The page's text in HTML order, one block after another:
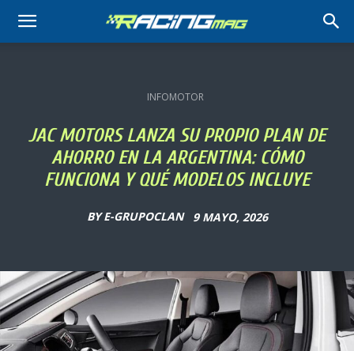
RACING
INFOMOTOR
JAC MOTORS LANZA SU PROPIO PLAN DE
AHORRO EN LA ARGENTINA: CÓMO
FUNCIONA Y QUÉ MODELOS INCLUYE
BY E-GRUPOCLAN 9 MAYO, 2026